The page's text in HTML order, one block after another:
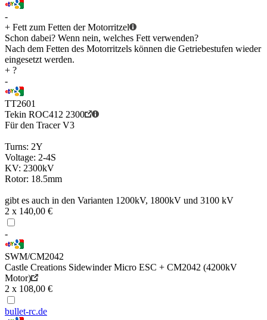
-
+ Fett zum Fetten der Motorritzel
Schon dabei? Wenn nein, welches Fett verwenden?
Nach dem Fetten des Motorritzels können die Getriebestufen wieder
eingesetzt werden.
+ ?
-
TT2601
Tekin ROC412 2300
Für den Tracer V3
Turns: 2Y
Voltage: 2-4S
KV: 2300kV
Rotor: 18.5mm
gibt es auch in den Varianten 1200kV, 1800kV und 3100 kV
2 x 140,00 €
-
SWM/CM2042
Castle Creations Sidewinder Micro ESC + CM2042 (4200kV
Motor)
2 x 108,00 €
bullet-rc.de